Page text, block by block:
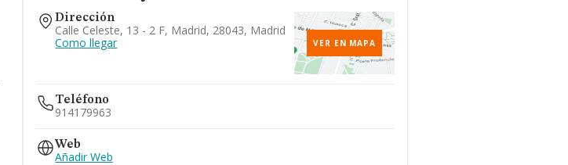
Dirección
Calle Celeste, 13 - 2 F, Madrid, 28043, Madrid
Como llegar
VER EN MAPA
Teléfono
914179963
Web
Añadir Web